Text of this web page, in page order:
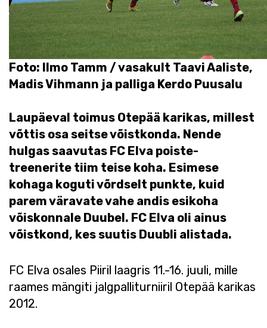
Foto: Ilmo Tamm / vasakult Taavi Aaliste,
Madis Vihmann ja palliga Kerdo Puusalu
Laupäeval toimus Otepää karikas, millest
võttis osa seitse võistkonda. Nende
hulgas saavutas FC Elva poiste-
treenerite tiim teise koha. Esimese
kohaga koguti võrdselt punkte, kuid
parem väravate vahe andis esikoha
võiskonnale Duubel. FC Elva oli ainus
võistkond, kes suutis Duubli alistada.
FC Elva osales Piiril laagris 11.-16. juuli, mille
raames mängiti jalgpalliturniiril Otepää karikas
2012.